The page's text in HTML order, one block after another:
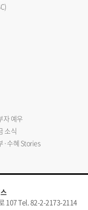
자 예우
소식
·수혜 Stories
107 Tel. 82-2-2173-2114